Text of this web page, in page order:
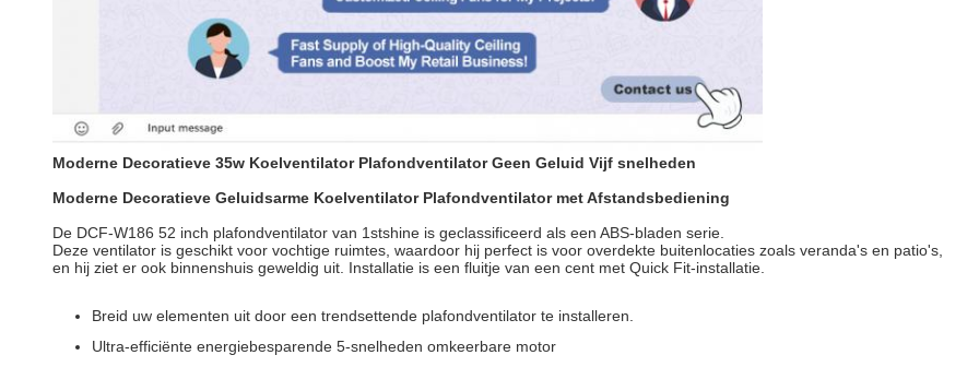
Moderne Decoratieve 35w Koelventilator Plafondventilator Geen Geluid Vijf snelheden
Moderne Decoratieve Geluidsarme Koelventilator Plafondventilator met Afstandsbediening​
De DCF-W186 52 inch plafondventilator van 1stshine is geclassificeerd als een ABS-bladen serie.
Deze ventilator is geschikt voor vochtige ruimtes, waardoor hij perfect is voor overdekte buitenlocaties zoals veranda's en patio's,
en hij ziet er ook binnenshuis geweldig uit. Installatie is een fluitje van een cent met Quick Fit-installatie.
Breid uw elementen uit door een trendsettende plafondventilator te installeren.
Ultra-efficiënte energiebesparende 5-snelheden omkeerbare motor